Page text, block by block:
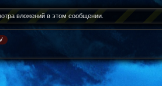
вложений в этом сообщении.